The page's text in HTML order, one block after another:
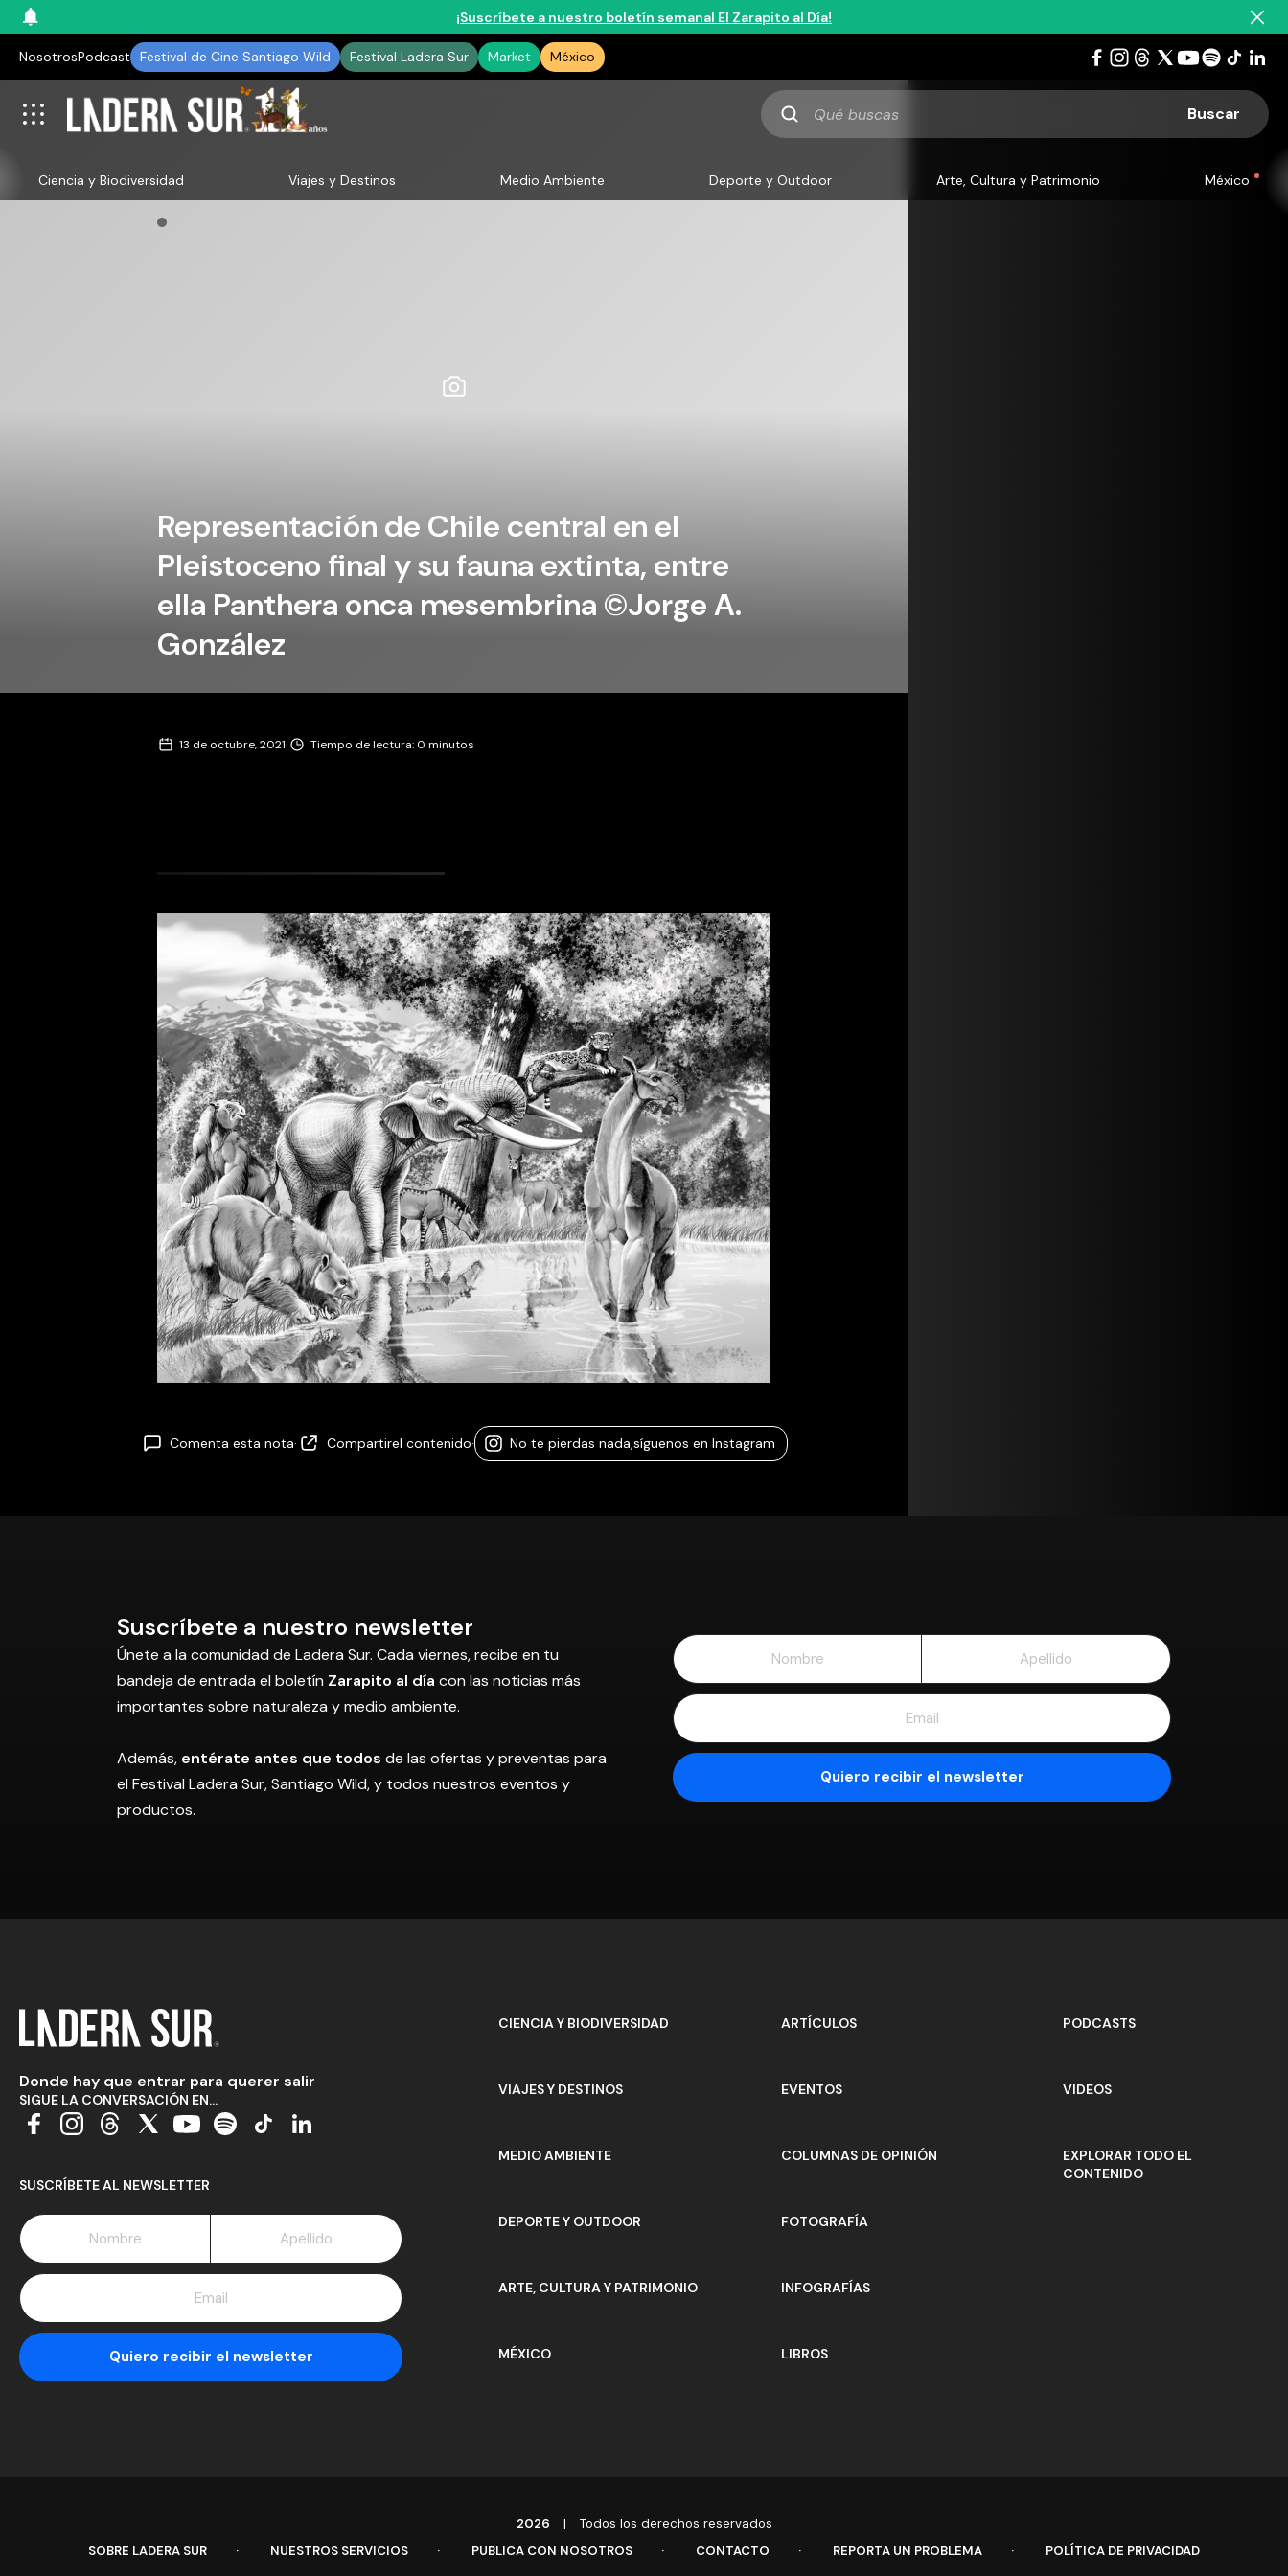
¡Suscríbete a nuestro boletín semanal El Zarapito al Día!
NosotrosPodcast Festival de Cine Santiago Wild Festival Ladera Sur Market México
Qué
buscas
Ciencia y Biodiversidad Viajes y Destinos Medio Ambiente Deporte y Outdoor Arte, Cultura y Patrimonio México
Representación de Chile central en el
Pleistoceno final y su fauna extinta, entre
ella Panthera onca mesembrina ©Jorge A.
González
13 de octubre, 2021· Tiempo de lectura: 0 minutos
Comenta esta nota· Compartirel contenido· No te pierdas nada,síguenos en Instagram
Suscríbete a nuestro newsletter
Únete a la comunidad de Ladera Sur. Cada viernes, recibe en tu
bandeja de entrada el boletín Zarapito al día con las noticias más
importantes sobre naturaleza y medio ambiente.
Además, entérate antes que todos de las ofertas y preventas para
el Festival Ladera Sur, Santiago Wild, y todos nuestros eventos y
productos.
Donde hay que entrar para querer salir
SIGUE LA CONVERSACIÓN EN...
SUSCRÍBETE AL NEWSLETTER
CIENCIA Y BIODIVERSIDAD
VIAJES Y DESTINOS
MEDIO AMBIENTE
DEPORTE Y OUTDOOR
ARTE, CULTURA Y PATRIMONIO
MÉXICO
ARTÍCULOS
EVENTOS
COLUMNAS DE OPINIÓN
FOTOGRAFÍA
INFOGRAFÍAS
LIBROS
PODCASTS
VIDEOS
EXPLORAR TODO EL
CONTENIDO
2026 |
Todos los derechos reservados
SOBRE LADERA SUR
NUESTROS SERVICIOS PUBLICA CON NOSOTROS CONTACTO REPORTA UN PROBLEMA POLÍTICA DE PRIVACIDAD